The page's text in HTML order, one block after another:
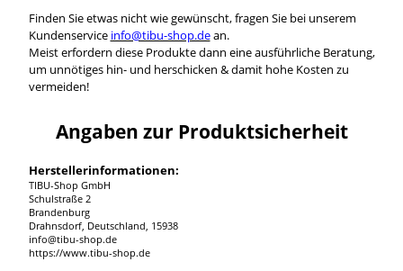
Finden Sie etwas nicht wie gewünscht, fragen Sie bei unserem
Kundenservice info@tibu-shop.dean.
Meist erfordern diese Produkte dann eine ausführliche Beratung,
um unnötiges hin- und herschicken & damit hohe Kosten zu
vermeiden!
Angaben zur Produktsicherheit
Herstellerinformationen:
TIBU-Shop GmbH
Schulstraße 2
Brandenburg
Drahnsdorf, Deutschland, 15938
info@tibu-shop.de
https://www.tibu-shop.de